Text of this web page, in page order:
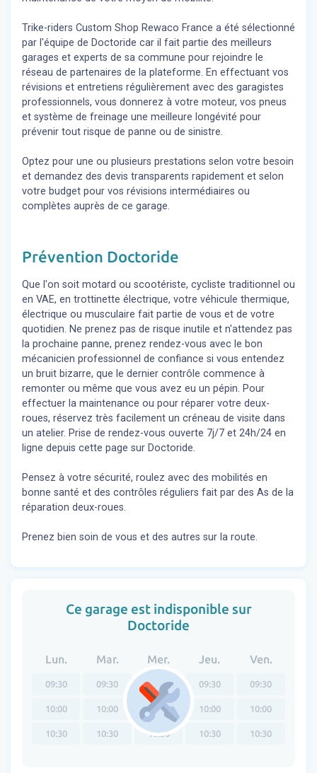
Trike-riders Custom Shop Rewaco France a été sélectionné
par l'équipe de Doctoride car il fait partie des meilleurs
garages et experts de sa commune pour rejoindre le
réseau de partenaires de la plateforme. En effectuant vos
révisions et entretiens régulièrement avec des garagistes
professionnels, vous donnerez à votre moteur, vos pneus
et système de freinage une meilleure longévité pour
prévenir tout risque de panne ou de sinistre.
Optez pour une ou plusieurs prestations selon votre besoin
et demandez des devis transparents rapidement et selon
votre budget pour vos révisions intermédiaires ou
complètes auprès de ce garage.
Prévention Doctoride
Que l'on soit motard ou scootériste, cycliste traditionnel ou
en VAE, en trottinette électrique, votre véhicule thermique,
électrique ou musculaire fait partie de vous et de votre
quotidien. Ne prenez pas de risque inutile et n'attendez pas
la prochaine panne, prenez rendez-vous avec le bon
mécanicien professionnel de confiance si vous entendez
un bruit bizarre, que le dernier contrôle commence à
remonter ou même que vous avez eu un pépin. Pour
effectuer la maintenance ou pour réparer votre deux-
roues, réservez très facilement un créneau de visite dans
un atelier. Prise de rendez-vous ouverte 7j/7 et 24h/24 en
ligne depuis cette page sur Doctoride.
Pensez à votre sécurité, roulez avec des mobilités en
bonne santé et des contrôles réguliers fait par des As de la
réparation deux-roues.
Prenez bien soin de vous et des autres sur la route.
Ce garage est indisponible sur
Doctoride
Lun.
09:30
10:00
10:30
Mar.
09:30
10:00
10:30
Mer.
09:30
10:00
10:30
Jeu.
09:30
10:00
10:30
Ven.
09:30
10:00
10:30